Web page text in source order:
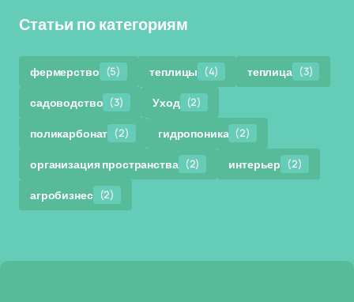
Статьи по категориям
фермерство (5) теплицы (4) теплица (3)
садоводство (3) Уход (2)
поликарбонат (2) гидропоника (2)
организация пространства (2) интерьер (2)
агробизнес (2)